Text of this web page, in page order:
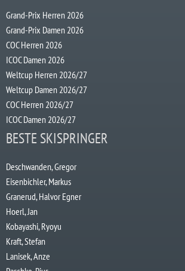
Grand-Prix Herren 2026
Grand-Prix Damen 2026
COC Herren 2026
ICOC Damen 2026
Weltcup Herren 2026/27
Weltcup Damen 2026/27
COC Herren 2026/27
ICOC Damen 2026/27
BESTE SKISPRINGER
Deschwanden, Gregor
Eisenbichler, Markus
Granerud, Halvor Egner
Hoerl, Jan
Kobayashi, Ryoyu
Kraft, Stefan
Lanisek, Anze